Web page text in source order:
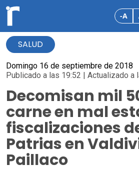
-A
SALUD
Domingo 16 de septiembre de 2018
Publicado a las 19:52 | Actualizado a
Decomisan mil
carne en mal
fiscalizaciones
Patrias en
Paillaco